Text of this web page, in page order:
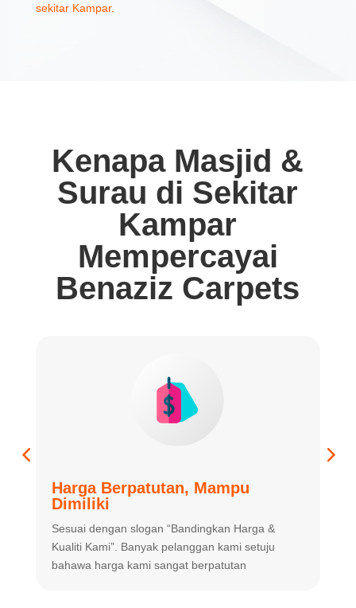
sekitar Kampar.
Kenapa Masjid &
Surau di Sekitar
Kampar
Mempercayai
Benaziz Carpets
Harga Berpatutan, Mampu
Dimiliki
Sesuai dengan slogan “Bandingkan Harga &
Kualiti Kami”. Banyak pelanggan kami setuju
bahawa harga kami sangat berpatutan